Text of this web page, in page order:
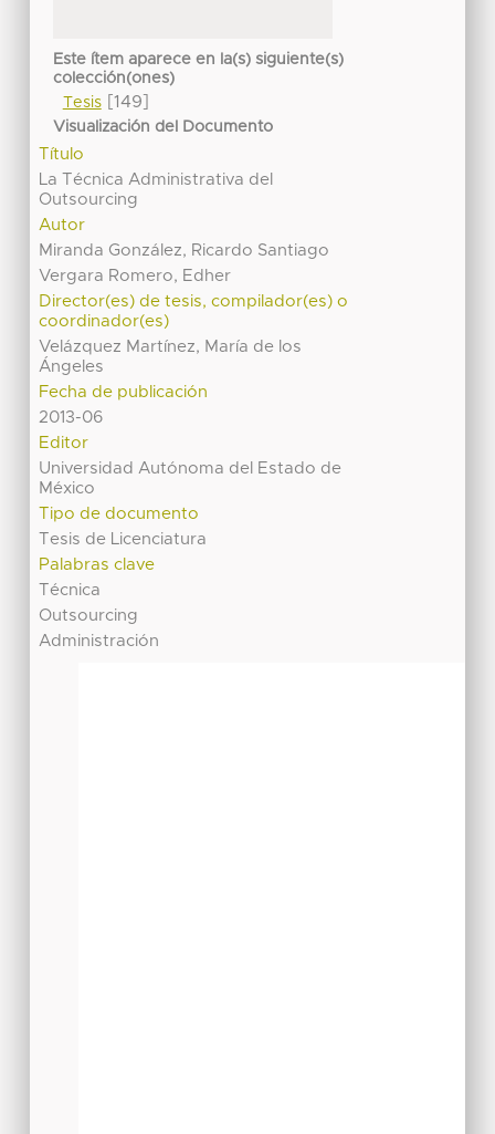
Este ítem aparece en la(s) siguiente(s)
colección(ones)
Tesis[149]
Visualización del Documento
Título
La Técnica Administrativa del
Outsourcing
Autor
Miranda González, Ricardo Santiago
Vergara Romero, Edher
Director(es) de tesis, compilador(es) o
coordinador(es)
Velázquez Martínez, María de los
Ángeles
Fecha de publicación
2013-06
Editor
Universidad Autónoma del Estado de
México
Tipo de documento
Tesis de Licenciatura
Palabras clave
Técnica
Outsourcing
Administración